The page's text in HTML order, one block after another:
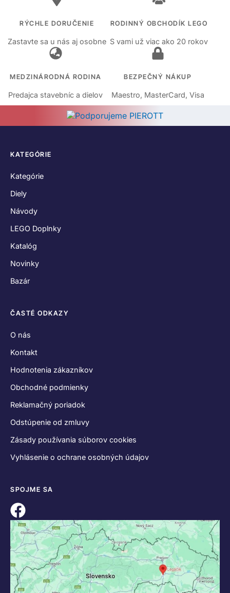
RÝCHLE DORUČENIE
Zastavte sa u nás aj osobne
RODINNÝ OBCHODÍK LEGO
S vami už viac ako 20 rokov
MEDZINÁRODNÁ RODINA
Predajca stavebníc a dielov
BEZPEČNÝ NÁKUP
Maestro, MasterCard, Visa
KATEGÓRIE
Kategórie
Diely
Návody
LEGO Doplnky
Katalóg
Novinky
Bazár
ČASTÉ ODKAZY
O nás
Kontakt
Hodnotenia zákazníkov
Obchodné podmienky
Reklamačný poriadok
Odstúpenie od zmluvy
Zásady používania súborov cookies
Vyhlásenie o ochrane osobných údajov
SPOJME SA